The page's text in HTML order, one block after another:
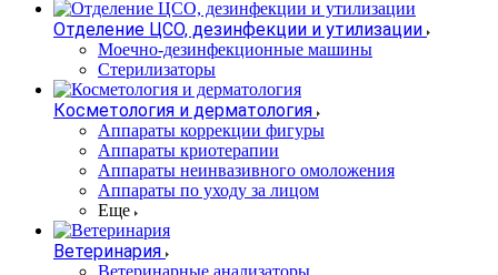
Отделение ЦСО, дезинфекции и утилизации
Моечно-дезинфекционные машины
Стерилизаторы
Косметология и дерматология
Аппараты коррекции фигуры
Аппараты криотерапии
Аппараты неинвазивного омоложения
Аппараты по уходу за лицом
Еще
Ветеринария
Ветеринарные анализаторы